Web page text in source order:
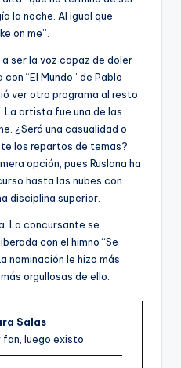
la noche. Al igual que
on me”.
ser la voz capaz de doler
“El Mundo” de Pablo
ver otro programa al resto
La artista fue una de las
¿Será una casualidad o
los repartos de temas?
opción, pues Ruslana ha
hasta las nubes con
disciplina superior.
La concursante se
con el himno “Se
nominación le hizo más
orgullosas de ello.
Salas
fan, luego existo